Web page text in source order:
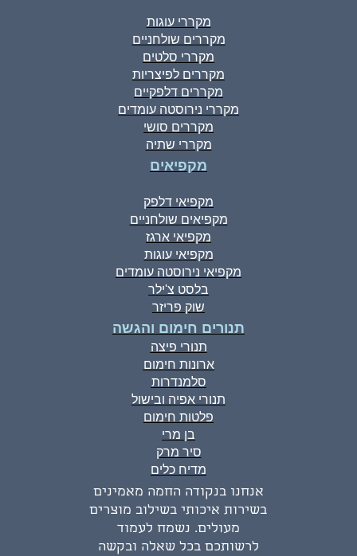
אנחנו בנקודה החמה מאמינים
בשירות איכותי בשילוב מוצרים
מעולים. נשמח לעמוד
לרשותכם בכל שאלה ובקשה
מקררי עוגות
מקררים שולחניים
מקררי סלטים
מקררים לפיצריות
מקררים דלפקיים
מקררי נירוסטה עומדים
מקררים סושי
מקררי שתיה
מקפיאים
מקפיאי דלפק
מקפיאים שולחניים
מקפיאי ארגז
מקפיאי עוגות
מקפיאי נירוסטה עומדים
בלסט צ'ילר
שוק פריזר
תנורים חימום והגשה
תנורי פיצה
ארונות חימום
סלמנדרות
תנורי אפיה ובישול
פלטות חימום
בן מרי
סיר מרק
מדיח כלים